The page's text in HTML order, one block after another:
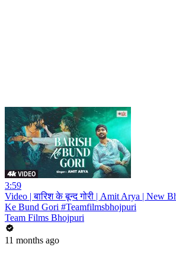
3:59
Video | बारिश के बून्द गोरी | Amit Arya | New
Ke Bund Gori #Teamfilmsbhojpuri
Team Films Bhojpuri
11 months ago